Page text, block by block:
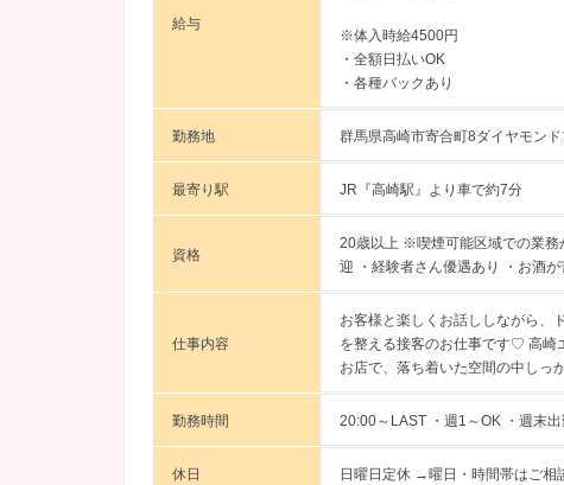
給与
※体入時給4500円
・全額日払いOK
・各種バックあり
勤務地 群馬県高崎市寄合町8ダイヤモン
最寄り駅 JR『高崎駅』より車で約7分
資格
20歳以上 ※喫煙可能区域での業務
迎 ・経験者さん優遇あり ・お酒
仕事内容
お客様と楽しくお話ししながら、
を整える接客のお仕事です♡ 高崎
お店で、落ち着いた空間の中しっ
勤務時間 20:00～LAST ・週1～OK ・週末出
休日 日曜日定休 →曜日・時間帯はご相